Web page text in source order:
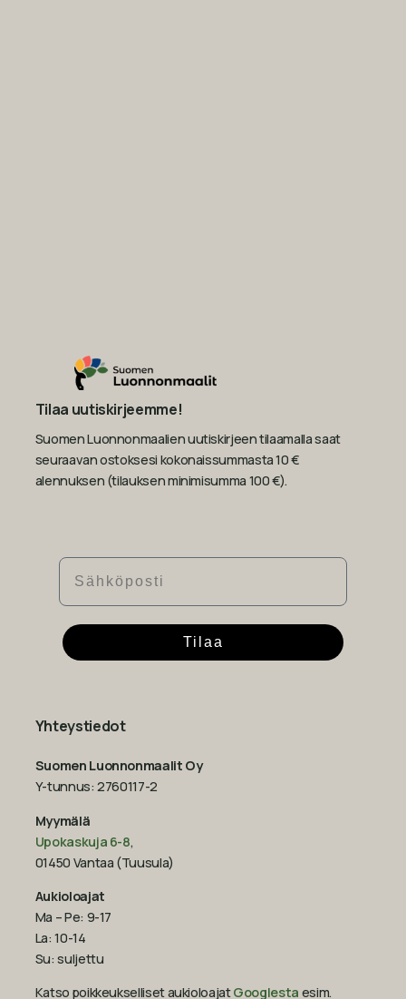
Tilaa uutiskirjeemme!
Suomen Luonnonmaalien uutiskirjeen tilaamalla saat
seuraavan ostoksesi kokonaissummasta 10 €
alennuksen (tilauksen minimisumma 100 €).
Sähköposti
Tilaa
Yhteystiedot
Suomen Luonnonmaalit Oy
Y-tunnus: 2760117-2
Myymälä
Upokaskuja 6-8,
01450 Vantaa (Tuusula)
Aukioloajat
Ma – Pe: 9-17
La: 10-14
Su: suljettu
Katso poikkeukselliset aukioloajatGooglesta esim.